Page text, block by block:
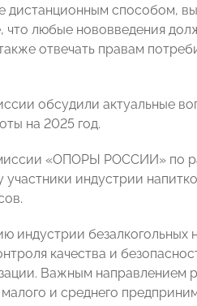
дистанционным способом,
любые нововведения
отвечать правам
обсудили актуальные
на 2025 год.
«ОПОРЫ РОССИИ» по
участники индустрии
индустрии безалкогольных
качества и
Важным направлением
и среднего